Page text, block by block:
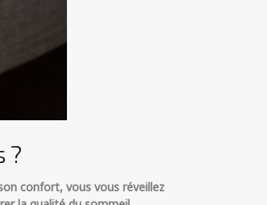
?
confort, vous vous réveillez